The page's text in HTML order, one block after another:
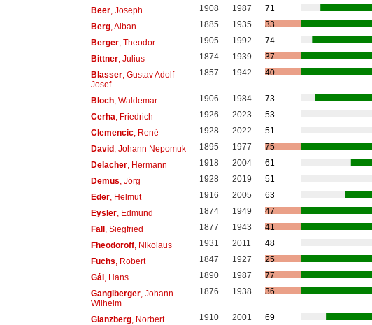
Beer, Joseph 1908 1987
71
Berg, Alban 1885 1935
33
Berger, Theodor 1905 1992
74
Bittner, Julius 1874 1939
37
Blasser, Gustav Adolf
Josef
1857 1942 40
Bloch, Waldemar 1906 1984
73
Cerha , Friedrich 1926 2023
53
Clemencic, René 1928 2022
51
David, Johann Nepomuk 1895 1977
75
Delacher, Hermann 1918 2004
61
Demus , Jörg 1928 2019
51
Eder, Helmut 1916 2005
63
Eysler, Edmund 1874 1949
47
Fall, Siegfried 1877 1943
41
Fheodoroff, Nikolaus 1931 2011
48
Fuchs , Robert 1847 1927
25
Gál, Hans 1890 1987
77
Ganglberger, Johann
Wilhelm
1876 1938 36
Glanzberg, Norbert 1910 2001
69